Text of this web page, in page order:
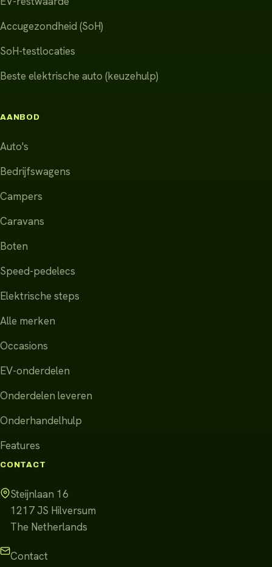
Accugezondheid (SoH)
SoH-testlocaties
Beste elektrische auto (keuzehulp)
AANBOD
Auto's
Bedrijfswagens
Campers
Caravans
Boten
Speed-pedelecs
Elektrische steps
Alle merken
Occasions
EV-onderdelen
Onderdelen leveren
Onderhandelhulp
Features
CONTACT
Steijnlaan 16
1217 JS Hilversum
The Netherlands
Contact